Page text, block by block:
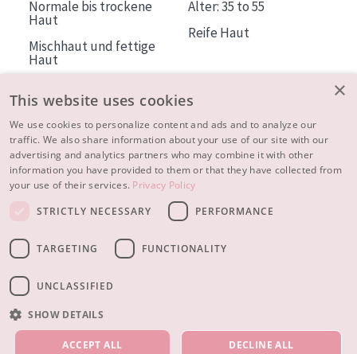
UNSERE PRODUKTE
Normale bis trockene
Haut
Mischhaut und fettige
Haut
Haut
Alter: 35 to 55
Reife Haut
ÜBER DIADERMINE
Mehr über uns
Inspiration
×
This website uses cookies
We use cookies to personalize content and ads and to analyze our
traffic. We also share information about your use of our site with our
advertising and analytics partners who may combine it with other
information you have provided to them or that they have collected from
your use of their services. Privacy Policy
STRICTLY NECESSARY
PERFORMANCE
TARGETING FUNCTIONALITY
UNCLASSIFIED
SHOW DETAILS
ACCEPT ALL DECLINE ALL